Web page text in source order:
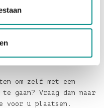
MacBook Air
MacBookAir5.2
om zelf met een
gaan? Vraag dan naar
voor u plaatsen.